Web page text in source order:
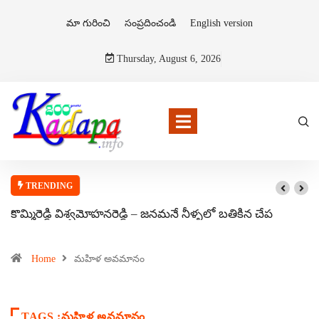
మా గురించి సంప్రదించండి English version
Thursday, August 6, 2026
TRENDING
కొమ్మిరెడ్డి విశ్వమోహనరెడ్డి – జనమనే నీళ్ళలో బతికిన చేప
Home మహిళ అవమానం
TAGS :మహిళ అవమానం